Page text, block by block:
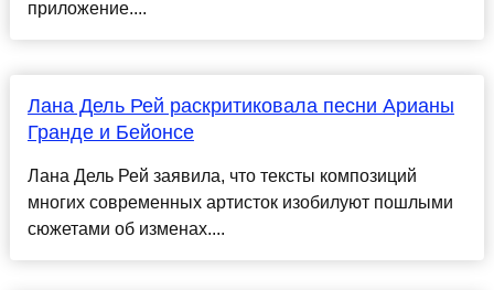
приложение....
Лана Дель Рей раскритиковала песни Арианы
Гранде и Бейонсе
Лана Дель Рей заявила, что тексты композиций
многих современных артисток изобилуют пошлыми
сюжетами об изменах....